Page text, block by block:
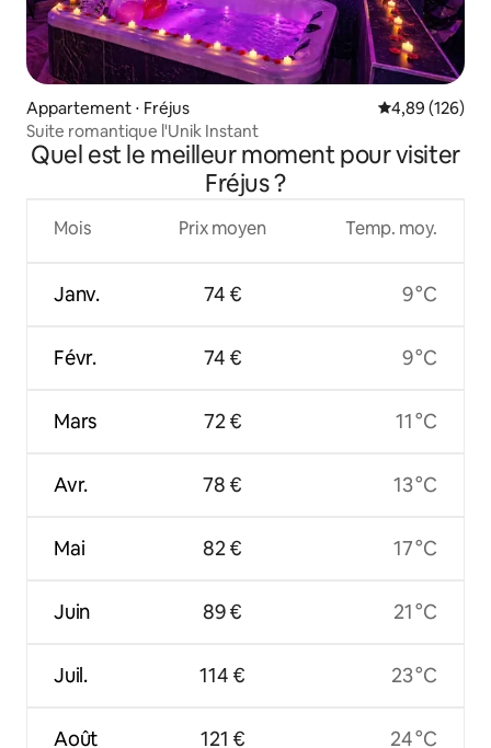
Appartement ⋅ Fréjus Évaluation
4,89 (126)
Suite romantique l'Unik Instant
Quel est le meilleur moment pour visiter
Fréjus ?
Mois
Janv.
Févr.
Mars
Avr.
Mai
Juin
Juil.
Août
Prix moyen
74 €
74 €
72 €
78 €
82 €
89 €
114 €
121 €
Temp. moy.
9 °C
9 °C
11 °C
13 °C
17 °C
21 °C
23 °C
24 °C